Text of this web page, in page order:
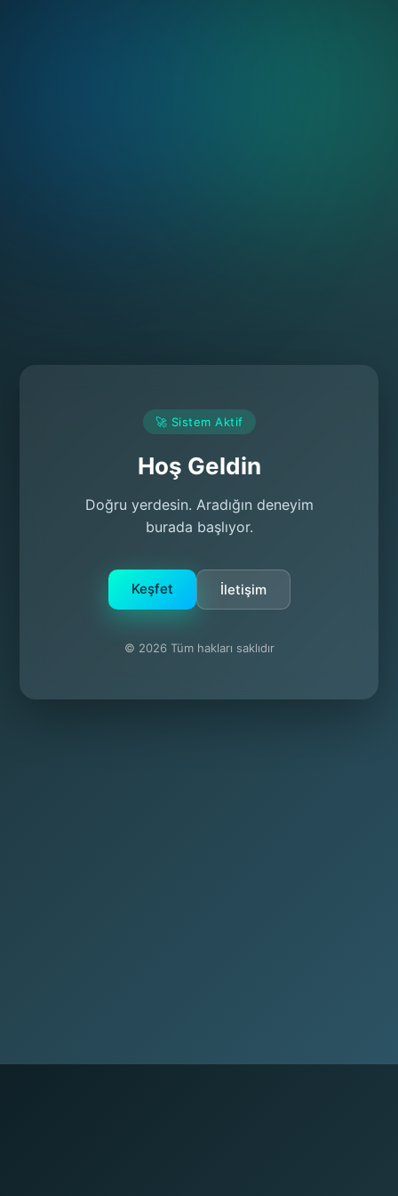
🚀 Sistem Aktif
Hoş Geldin
Doğru yerdesin. Aradığın deneyim
burada başlıyor.
Keşfet İletişim
© 2026 Tüm hakları saklıdır